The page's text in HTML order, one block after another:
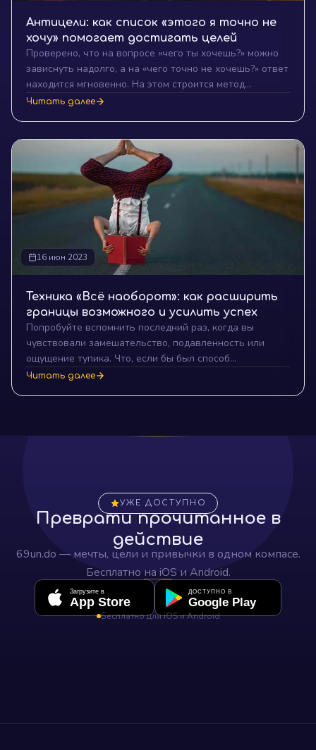
Антицели: как список «этого я точно не
хочу» помогает достигать целей
Проверено, что на вопросе «чего ты хочешь?» можно
зависнуть надолго, а на «чего точно не хочешь?» ответ
находится мгновенно. На этом строится метод
антицелей: список «не хочу» с правилами-защитами,
Читать далее
16 июн 2023
Техника «Всё наоборот»: как расширить
границы возможного и усилить успех
Попробуйте вспомнить последний раз, когда вы
чувствовали замешательство, подавленность или
ощущение тупика. Что, если бы был способ
переключить это состояние и вместо этого пережить
техники «Всё наоборот».
Читать далее
УЖЕ ДОСТУПНО
Преврати прочитанное в
действие
69un.do — мечты, цели и привычки в одном компасе.
Бесплатно на iOS и Android.
Загрузите в
App Store
ДОСТУПНО В
Google Play
Бесплатно для iOS и Android